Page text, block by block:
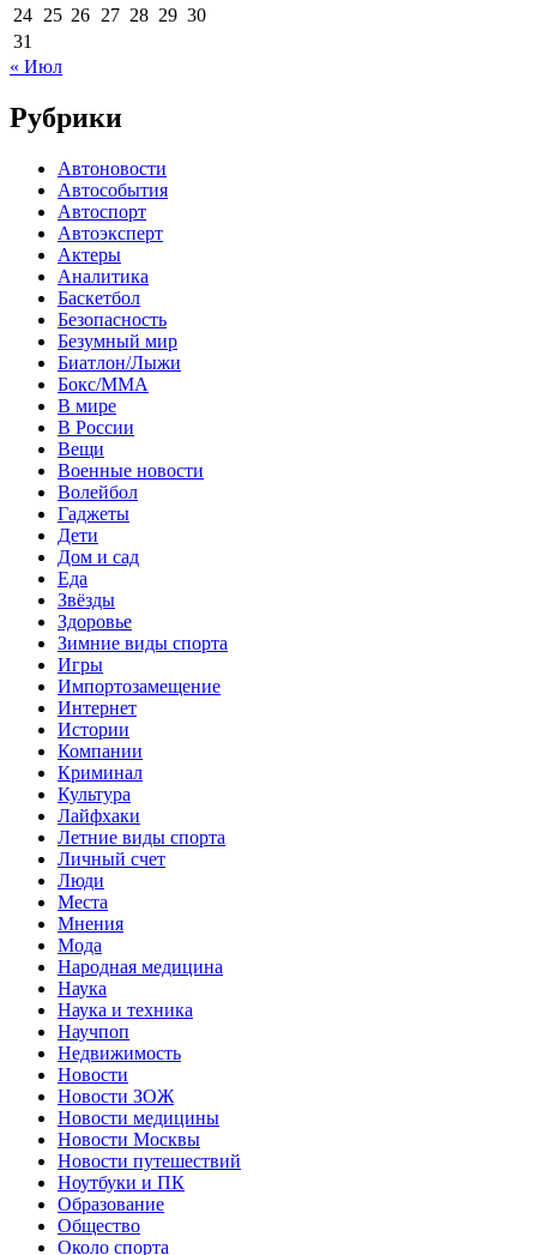
24 25 26 27 28 29 30
31
« Июл
Рубрики
Автоновости
Автособытия
Автоспорт
Автоэксперт
Актеры
Аналитика
Баскетбол
Безопасность
Безумный мир
Биатлон/Лыжи
Бокс/MMA
В мире
В России
Вещи
Военные новости
Волейбол
Гаджеты
Дети
Дом и сад
Еда
Звёзды
Здоровье
Зимние виды спорта
Игры
Импортозамещение
Интернет
Истории
Компании
Криминал
Культура
Лайфхаки
Летние виды спорта
Личный счет
Люди
Места
Мнения
Мода
Народная медицина
Наука
Наука и техника
Научпоп
Недвижимость
Новости
Новости ЗОЖ
Новости медицины
Новости Москвы
Новости путешествий
Ноутбуки и ПК
Образование
Общество
Около спорта